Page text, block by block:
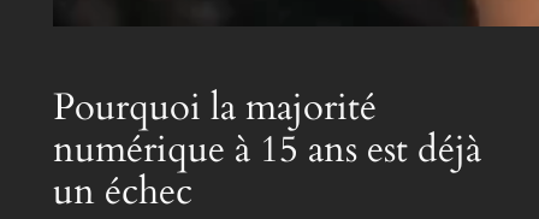
Pourquoi la majorité
numérique à 15 ans est déjà
un échec